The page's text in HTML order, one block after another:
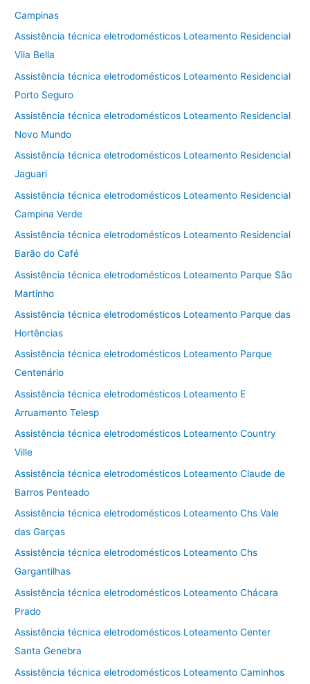
Campinas
Assistência técnica eletrodomésticos Loteamento Residencial
Vila Bella
Assistência técnica eletrodomésticos Loteamento Residencial
Porto Seguro
Assistência técnica eletrodomésticos Loteamento Residencial
Novo Mundo
Assistência técnica eletrodomésticos Loteamento Residencial
Jaguari
Assistência técnica eletrodomésticos Loteamento Residencial
Campina Verde
Assistência técnica eletrodomésticos Loteamento Residencial
Barão do Café
Assistência técnica eletrodomésticos Loteamento Parque São
Martinho
Assistência técnica eletrodomésticos Loteamento Parque das
Hortências
Assistência técnica eletrodomésticos Loteamento Parque
Centenário
Assistência técnica eletrodomésticos Loteamento E
Arruamento Telesp
Assistência técnica eletrodomésticos Loteamento Country
Ville
Assistência técnica eletrodomésticos Loteamento Claude de
Barros Penteado
Assistência técnica eletrodomésticos Loteamento Chs Vale
das Garças
Assistência técnica eletrodomésticos Loteamento Chs
Gargantilhas
Assistência técnica eletrodomésticos Loteamento Chácara
Prado
Assistência técnica eletrodomésticos Loteamento Center
Santa Genebra
Assistência técnica eletrodomésticos Loteamento Caminhos